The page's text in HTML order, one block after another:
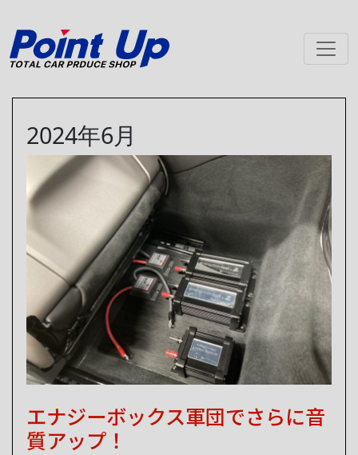
メインナビゲーション
2024年6月
エナジーボックス軍団でさらに音
質アップ！